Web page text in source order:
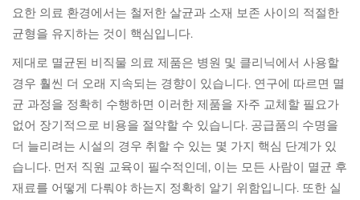
요한 의료 환경에서는 철저한 살균과 소재 보존 사이의 적절한
균형을 유지하는 것이 핵심입니다.
제대로 멸균된 비직물 의료 제품은 병원 및 클리닉에서 사용할
경우 훨씬 더 오래 지속되는 경향이 있습니다. 연구에 따르면 멸
균 과정을 정확히 수행하면 이러한 제품을 자주 교체할 필요가
없어 장기적으로 비용을 절약할 수 있습니다. 공급품의 수명을
더 늘리려는 시설의 경우 취할 수 있는 몇 가지 핵심 단계가 있
습니다. 먼저 직원 교육이 필수적인데, 이는 모든 사람이 멸균 후
재료를 어떻게 다뤄야 하는지 정확히 알기 위함입니다. 또한 실